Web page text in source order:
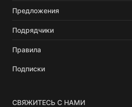
Предложения
Подрядчики
Правила
Подписки
СВЯЖИТЕСЬ С НАМИ